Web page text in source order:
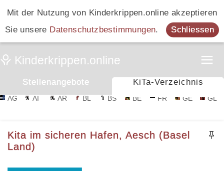
Mit der Nutzung von Kinderkrippen.online akzeptieren
Sie unsere Datenschutzbestimmungen. Schliessen
Stellenangebote KiTa-Verzeichnis
AG AI AR BL BS BE FR GE GL
Kita im sicheren Hafen, Aesch (Basel
Land)